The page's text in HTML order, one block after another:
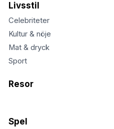
Livsstil
Celebriteter
Kultur & nöje
Mat & dryck
Sport
Resor
Spel